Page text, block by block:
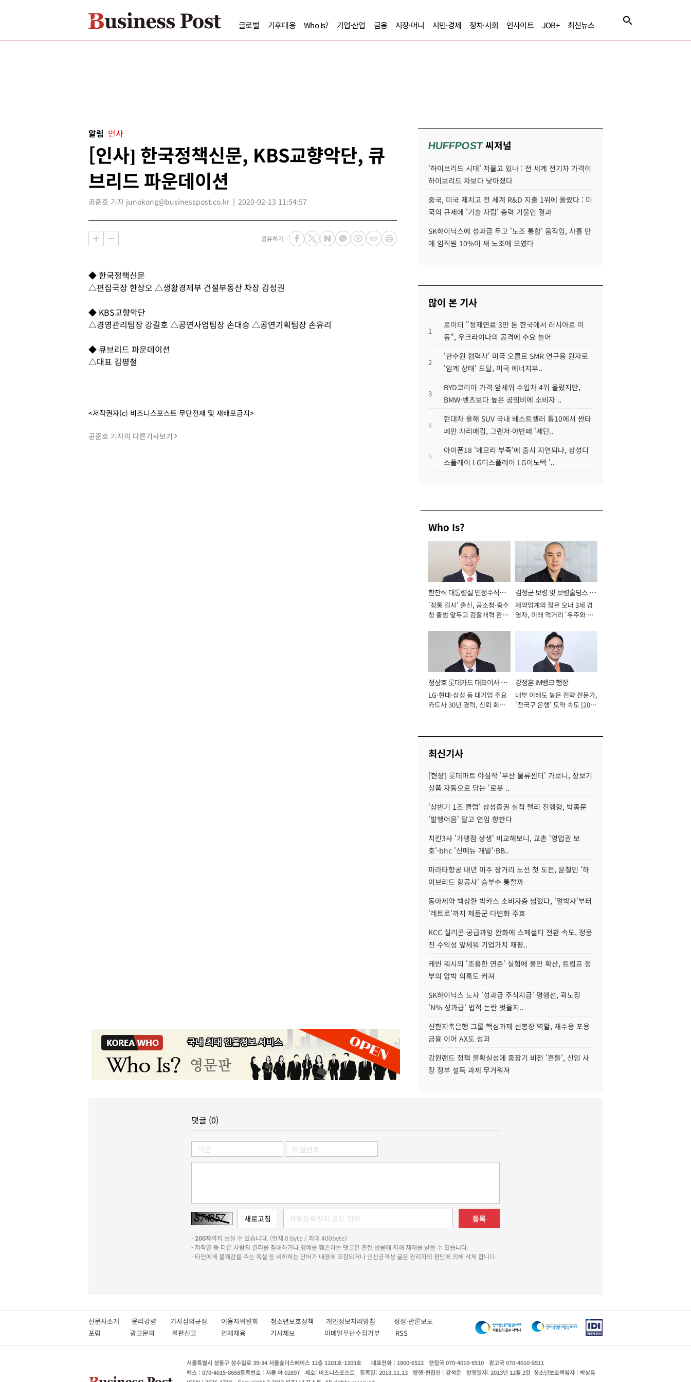
글로벌 기후대응 Who Is? 기업·산업 금융 시장·머니 시민·경제 정치·사회 인사이트 JOB+ 최신뉴스
알림 인사
[인사] 한국정책신문, KBS교향악단, 큐
브리드 파운데이션
공준호 기자 junokong@businesspost.co.kr 2020-02-13 11:54:57
공유하기
◆ 한국정책신문
△편집국장 한상오 △생활경제부 건설부동산 차장 김성권
◆ KBS교향악단
△경영관리팀장 강길호 △공연사업팀장 손대승 △공연기획팀장 손유리
◆ 큐브리드 파운데이션
△대표 김평철
<저작권자(c) 비즈니스포스트 무단전재 및 재배포금지>
공준호 기자의 다른기사보기
HUFFPOST씨저널
'하이브리드 시대' 저물고 있나 : 전 세계 전기차 가격이
하이브리드 차보다 낮아졌다
중국, 미국 제치고 전 세계 R&D 지출 1위에 올랐다 : 미
국의 규제에 '기술 자립' 총력 기울인 결과
SK하이닉스에 성과급 두고 '노조 통합' 움직임, 사흘 만
에 임직원 10%이 새 노조에 모였다
많이 본 기사
1
로이터 "정제연료 3만 톤 한국에서 러시아로 이
동", 우크라이나의 공격에 수요 늘어
2
'한수원 협력사' 미국 오클로 SMR 연구용 원자로
'임계 상태' 도달, 미국 에너지부..
3
BYD코리아 가격 앞세워 수입차 4위 올랐지만,
BMW·벤츠보다 높은 공임비에 소비자 ..
4
현대차 올해 SUV 국내 베스트셀러 톱10에서 싼타
페만 자리매김, 그랜저·아반떼 '세단..
5
아이폰18 '메모리 부족'에 출시 지연되나, 삼성디
스플레이 LG디스플레이 LG이노텍 '..
Who Is?
한찬식 대통령실 민정수석비
서관
'정통 검사' 출신, 공소청·중수
청 출범 앞두고 검찰개혁 완수
김정균 보령 및 보령홀딩스 대
표이사 사장
제약업계의 젊은 오너 3세 경
영자, 미래 먹거리 '우주와 헬
정상호 롯데카드 대표이사 사
장
LG·현대·삼성 등 대기업 주요
카드사 30년 경력, 신뢰 회복
강정훈 iM뱅크 행장
내부 이해도 높은 전략 전문가,
'전국구 은행' 도약 속도 [2026
최신기사
[현장] 롯데마트 야심작 '부산 물류센터' 가보니, 장보기
상품 자동으로 담는 '로봇 ..
'상반기 1조 클럽' 삼성증권 실적 랠리 진행형, 박종문
'발행어음' 달고 연임 향한다
치킨3사 '가맹점 상생' 비교해보니, 교촌 '영업권 보
호'·bhc '신메뉴 개발'·BB..
파라타항공 내년 미주 장거리 노선 첫 도전, 윤철민 '하
이브리드 항공사' 승부수 통할까
동아제약 백상환 박카스 소비자층 넓혔다, '얼박사'부터
'레트로'까지 제품군 다변화 주효
KCC 실리콘 공급과잉 완화에 스페셜티 전환 속도, 정몽
진 수익성 앞세워 기업가치 재평..
케빈 워시의 '조용한 연준' 실험에 불안 확산, 트럼프 정
부의 압박 의혹도 커져
SK하이닉스 노사 '성과급 주식지급' 평행선, 곽노정
'N% 성과급' 법적 논란 벗을지..
신한저축은행 그룹 핵심과제 선봉장 역할, 채수웅 포용
금융 이어 AX도 성과
강원랜드 정책 불확실성에 중장기 비전 '흔들', 신임 사
장 정부 설득 과제 무거워져
댓글 (0)
등록
-200자까지 쓰실 수 있습니다. (현재 0 byte / 최대 400byte)
- 저작권 등 다른 사람의 권리를 침해하거나 명예를 훼손하는 댓글은 관련 법률에 의해 제재를 받을 수 있습니다.
- 타인에게 불쾌감을 주는 욕설 등 비하하는 단어가 내용에 포함되거나 인신공격성 글은 관리자의 판단에 의해 삭제 합니다.
신문사소개 윤리강령 기사심의규정 이용자위원회 청소년보호정책 개인정보처리방침 정정·반론보도
포럼
광고문의 불편신고 인재채용 기사제보 이메일무단수집거부 RSS
서울특별시 성동구 성수일로 39-34 서울숲더스페이스 12층 1201호-1203호 대표전화 : 1800-6522 편집국 070-4010-8510
광고국 070-4010-8511
팩스 : 070-4015-8658등록번호 : 서울 아 02897 제호: 비즈니스포스트 등록일: 2013.11.13 발행·편집인 : 강석운 발행일자: 2013년 12월 2일 청소년보호책임자 : 박상유